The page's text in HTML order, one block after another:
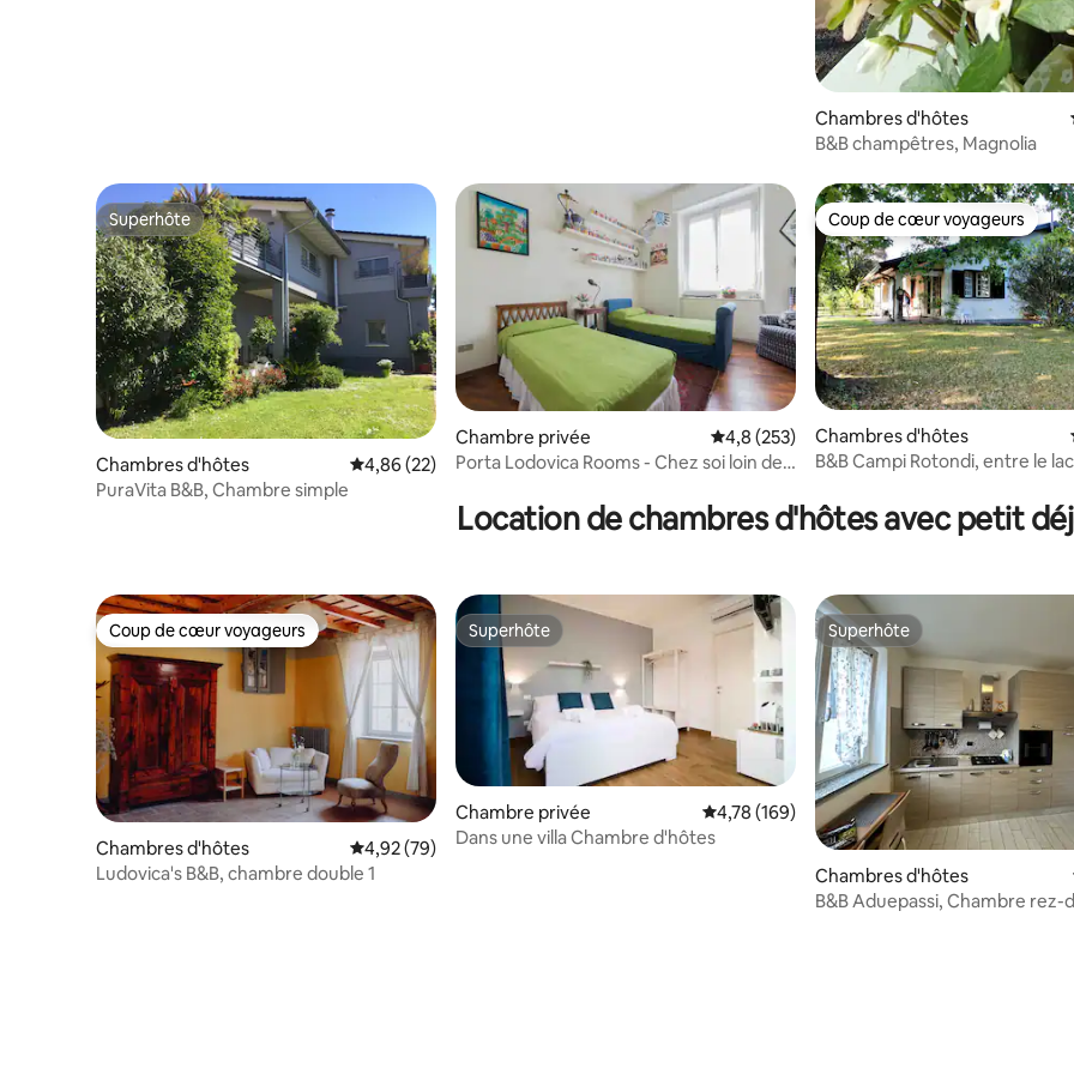
Chambres d'hôtes
B&B champêtres, Magnolia
Superhôte
Superhôte
Chambres d'hôtes Évaluation moyenne sur la base de 22 commentaires : 4,86 sur 5
4,86 (22)
PuraVita B&B, Chambre simple
Chambre privée Évaluation moyenne sur la base de 253
4,8 (253)
Porta Lodovica Rooms - Chez soi loin de
Coup de cœur voyageurs
Coup de cœur voyageurs
Chambres d'hôtes
B&B Campi Rotondi, entre le lac
Location de chambres d'hôtes avec petit
Coup de cœur voyageurs
Coup de cœur voyageurs
Chambres d'hôtes Évaluation moyenne sur la base de 79 commentaires : 4,92 sur 5
4,92 (79)
Ludovica's B&B, chambre double 1
Superhôte
Superhôte
Chambre privée Évaluation moyenne sur la base de 169
4,78 (169)
Dans une villa Chambre d'hôtes
Superhôte
Superhôte
Chambres d'hôtes
B&B Aduepassi, Chambre rez-